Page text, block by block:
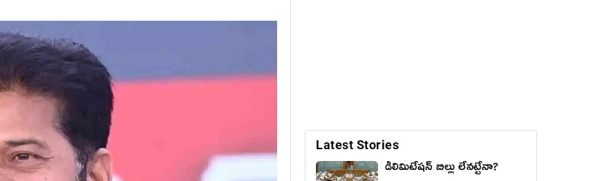
Latest Stories
డీలిమిటేషన్ బిల్లు లేన‌ట్టేనా?